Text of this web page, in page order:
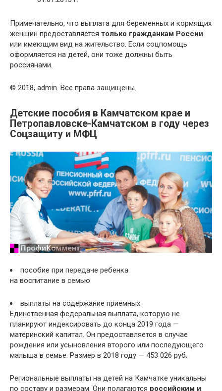
Примечательно, что выплата для беременных и кормящих
женщин предоставляется только гражданкам России
или имеющим вид на жительство. Если соцпомощь
оформляется на детей, они тоже должны быть
россиянами.
© 2018, admin. Все права защищены.
Детские пособия в Камчатском крае и
Петропавловске-Камчатском в году через
Соцзащиту и МФЦ
пособие при передаче ребенка
на воспитание в семью
выплаты на содержание приемных
Единственная федеральная выплата, которую не
планируют индексировать до конца 2019 года —
материнский капитал. Он предоставляется в случае
рождения или усыновления второго или последующего
малыша в семье. Размер в 2018 году — 453 026 руб.
Региональные выплаты на детей на Камчатке уникальны
по составу и размерам. Они полагаются российским и